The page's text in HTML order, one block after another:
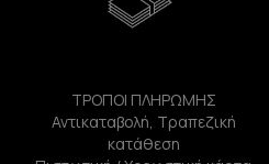
ΤΡΟΠΟΙ ΠΛΗΡΩΜΗΣ
Αντικαταβολή, Τραπεζική
κατάθεση